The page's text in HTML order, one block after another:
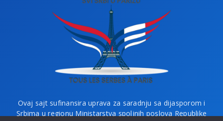
Ovaj sajt sufinansira uprava za saradnju sa dijasporom i
Srbima u regionu Ministarstva spoljnih poslova Republike